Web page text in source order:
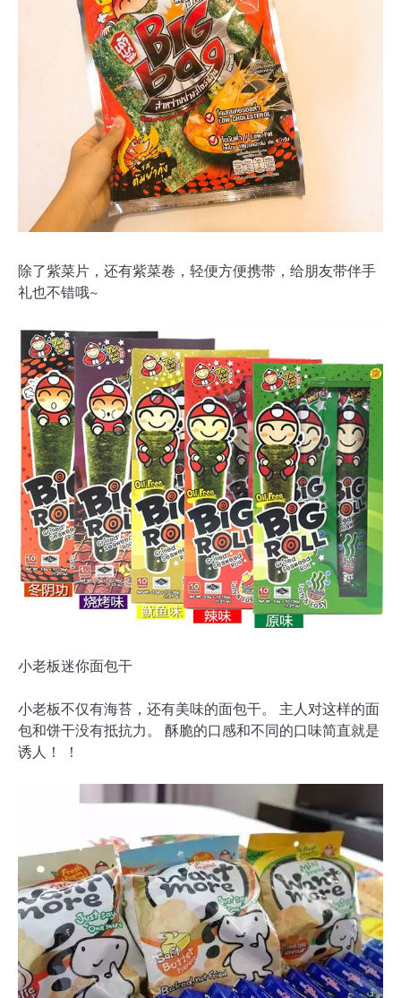
除了紫菜片，还有紫菜卷，轻便方便携带，给朋友带伴手
礼也不错哦~
小老板迷你面包干
小老板不仅有海苔，还有美味的面包干。 主人对这样的面
包和饼干没有抵抗力。 酥脆的口感和不同的口味简直就是
诱人！ ！